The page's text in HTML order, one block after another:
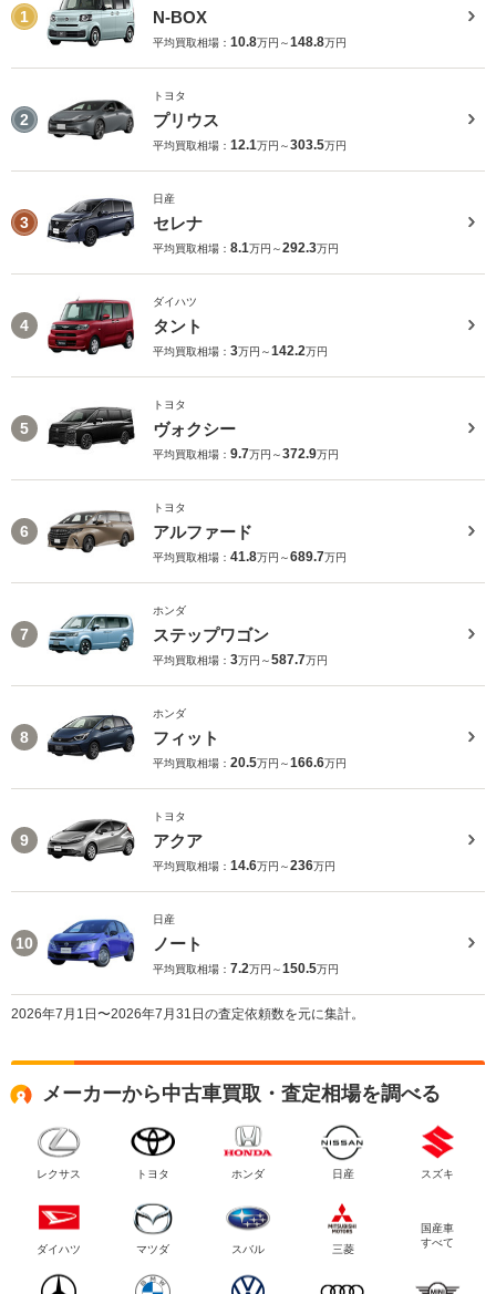
1 N-BOX
平均買取相場： 10.8万円～148.8万円
2
トヨタ
プリウス
平均買取相場： 12.1万円～303.5万円
3
日産
セレナ
平均買取相場： 8.1万円～292.3万円
4
ダイハツ
タント
平均買取相場： 3万円～142.2万円
5
トヨタ
ヴォクシー
平均買取相場： 9.7万円～372.9万円
6
トヨタ
アルファード
平均買取相場： 41.8万円～689.7万円
7
ホンダ
ステップワゴン
平均買取相場： 3万円～587.7万円
8
ホンダ
フィット
平均買取相場： 20.5万円～166.6万円
9
トヨタ
アクア
平均買取相場： 14.6万円～236万円
10
日産
ノート
平均買取相場： 7.2万円～150.5万円
2026年7月1日〜2026年7月31日の査定依頼数を元に集計。
メーカーから中古車買取・査定相場を調べる
レクサス トヨタ ホンダ 日産 スズキ
ダイハツ マツダ スバル 三菱
国産車
すべて